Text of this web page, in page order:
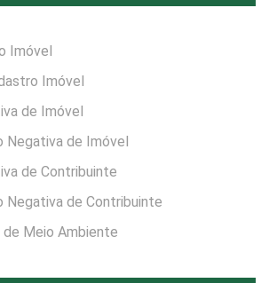
Imóvel
Imóvel
de Imóvel
Negativa de Imóvel
de Contribuinte
Negativa de Contribuinte
Meio Ambiente